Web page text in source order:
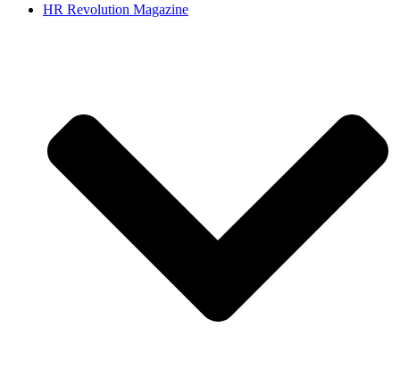
HR Revolution Magazine